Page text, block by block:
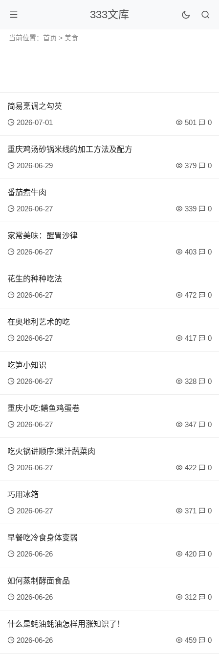
333文库
当前位置： 首页 > 美食
简易烹调之勾芡
2026-07-01
501 0
重庆鸡汤砂锅米线的加工方法及配方
2026-06-29
379 0
番茄煮牛肉
2026-06-27
339 0
家常美味：醒胃沙律
2026-06-27
403 0
花生的种种吃法
2026-06-27
472 0
在奥地利艺术的吃
2026-06-27
417 0
吃笋小知识
2026-06-27
328 0
重庆小吃:鳝鱼鸡蛋卷
2026-06-27
347 0
吃火锅讲顺序:果汁蔬菜肉
2026-06-27
422 0
巧用冰箱
2026-06-27
371 0
早餐吃冷食身体变弱
2026-06-26
420 0
如何蒸制酵面食品
2026-06-26
312 0
什么是蚝油蚝油怎样用涨知识了！
2026-06-26
459 0